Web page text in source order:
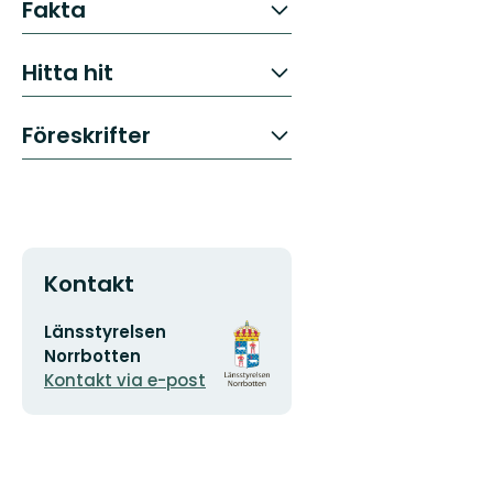
Fakta
Hitta hit
Föreskrifter
Kontakt
E-
postadress
Länsstyrelsen
Norrbotten
Kontakt via e-post
Organisationens
logotyp